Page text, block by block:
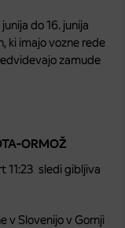
do 16. junija
ki imajo vozne rede
zamude
-ORMOŽ
11:23 sledi gibljiva
v Slovenijo v Gornji